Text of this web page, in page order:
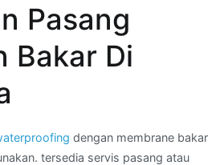
Pasang
Bakar Di
dengan membrane bakar
tersedia servis pasang atau